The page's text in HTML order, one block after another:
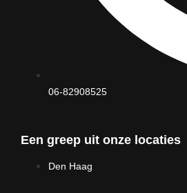
06-82908525
Een greep uit onze locaties
Den Haag